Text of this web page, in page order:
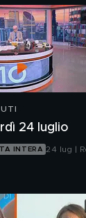
24 luglio
INTERA 24 lug |